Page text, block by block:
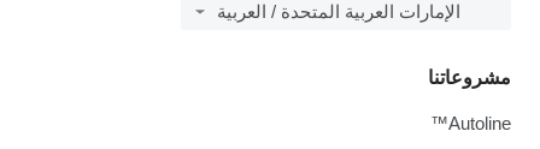
الإمارات العربية المتحدة / العربية
مشروعاتنا
Autoline™